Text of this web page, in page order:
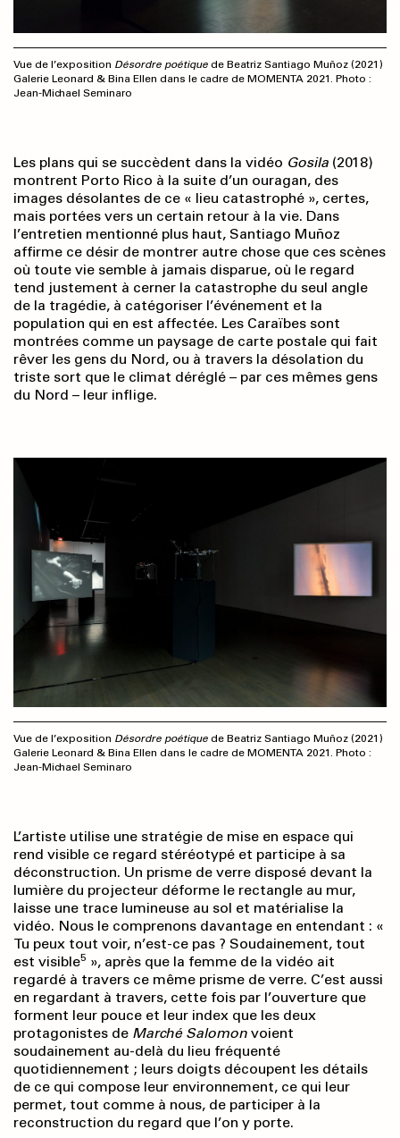
Vue de l’exposition Désordre poétique de Beatriz Santiago Muñoz (2021)
Galerie Leonard & Bina Ellen dans le cadre de MOMENTA 2021. Photo :
Jean-Michael Seminaro
Les plans qui se succèdent dans la vidéo Gosila (2018)
montrent Porto Rico à la suite d’un ouragan, des
images désolantes de ce « lieu catastrophé », certes,
mais portées vers un certain retour à la vie. Dans
l’entretien mentionné plus haut, Santiago Muñoz
affirme ce désir de montrer autre chose que ces scènes
où toute vie semble à jamais disparue, où le regard
tend justement à cerner la catastrophe du seul angle
de la tragédie, à catégoriser l’événement et la
population qui en est affectée. Les Caraïbes sont
montrées comme un paysage de carte postale qui fait
rêver les gens du Nord, ou à travers la désolation du
triste sort que le climat déréglé – par ces mêmes gens
du Nord – leur inflige.
Vue de l’exposition Désordre poétique de Beatriz Santiago Muñoz (2021)
Galerie Leonard & Bina Ellen dans le cadre de MOMENTA 2021. Photo :
Jean-Michael Seminaro
L’artiste utilise une stratégie de mise en espace qui
rend visible ce regard stéréotypé et participe à sa
déconstruction. Un prisme de verre disposé devant la
lumière du projecteur déforme le rectangle au mur,
laisse une trace lumineuse au sol et matérialise la
vidéo. Nous le comprenons davantage en entendant : «
Tu peux tout voir, n’est-ce pas ? Soudainement, tout
est visible5 », après que la femme de la vidéo ait
regardé à travers ce même prisme de verre. C’est aussi
en regardant à travers, cette fois par l’ouverture que
forment leur pouce et leur index que les deux
protagonistes de Marché Salomon voient
soudainement au-delà du lieu fréquenté
quotidiennement ; leurs doigts découpent les détails
de ce qui compose leur environnement, ce qui leur
permet, tout comme à nous, de participer à la
reconstruction du regard que l’on y porte.